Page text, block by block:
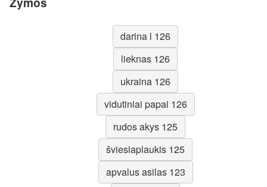
darina l 126
lieknas 126
ukraina 126
vidutiniai papai 126
rudos akys 125
šviesiaplaukis 125
apvalus asilas 123